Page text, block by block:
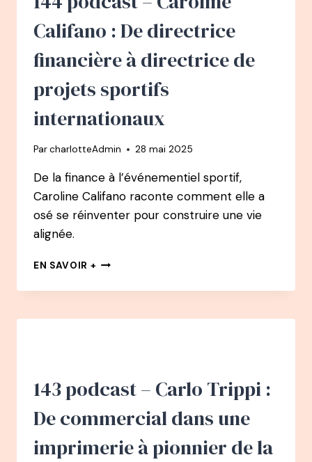
–
EN
4
ACTES
ENTREPRENEUR
Califano : De directrice
financière à directrice de
projets sportifs
internationaux
ParcharlotteAdmin 28 mai 2025
De la finance à l’événementiel sportif,
Caroline Califano raconte comment elle a
osé se réinventer pour construire une vie
alignée.
EN SAVOIR + 144
–
CALIFANO
À
DE
PROJETS
SPORTIFS
143 podcast – Carlo Trippi :
De commercial dans une
imprimerie à pionnier de la